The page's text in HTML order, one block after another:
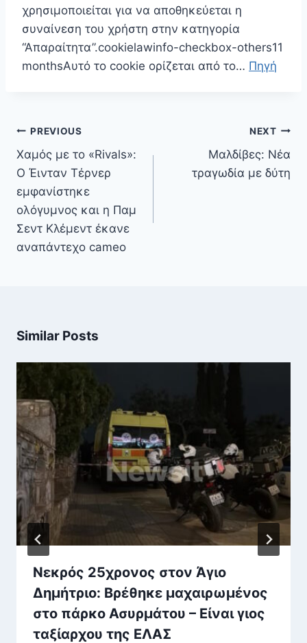
χρησιμοποιείται για να αποθηκεύεται η
συναίνεση του χρήστη στην κατηγορία
“Απαραίτητα”.cookielawinfo-checkbox-others11
monthsΑυτό το cookie ορίζεται από το… Πηγή
Πλοήγηση
άρθρων
PREVIOUS
Χαμός με το «Rivals»:
Ο Έινταν Τέρνερ
εμφανίστηκε
ολόγυμνος και η Παμ
Σεντ Κλέμεντ έκανε
αναπάντεχο cameo
NEXT
Μαλδίβες: Νέα
τραγωδία με δύτη
Similar Posts
Νεκρός 25χρονος στον Άγιο
Δημήτριο: Βρέθηκε μαχαιρωμένος
στο πάρκο Ασυρμάτου – Είναι γιος
ταξίαρχου της ΕΛΑΣ